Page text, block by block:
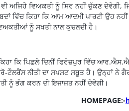
ਅਜਿਹੇ ਵਿਅਕਤੀ ਨੂੰ ਸਿਰ ਨਹੀਂ ਚੁੱਕਣ ਦੇਵੇਗੀ,
ਵਿੱਚ ਕਿਹਾ ਕਿ ਆਮ ਆਦਮੀ ਪਾਰਟੀ ਉਹ
ਨੂੰ ਸਖਤੀ ਨਾਲ ਕੁਚਲਦੀ ਹੈ।
ਕਿ ਪਿਛਲੇ ਦਿਨੀਂ ਫਿਰੋਜ਼ਪੁਰ ਵਿੱਚ
ਟੌਲਰੈਂਸ ਨੀਤੀ ਦਾ ਸਪਸ਼ਟ ਸਬੂਤ ਹੈ। ਉਨ੍ਹਾਂ ਨੇ
ਨੂੰ ਭੰਗ ਕਰਨ ਦੀ ਇਜਾਜ਼ਤ ਨਹੀਂ ਦੇਵੇਗੀ।
HOMEPAGE:-